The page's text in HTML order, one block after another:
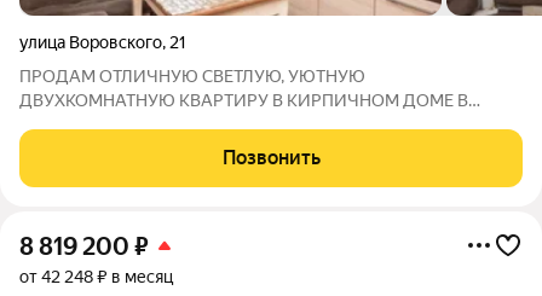
улица Воровского, 21
ПРОДАМ ОТЛИЧНУЮ СВЕТЛУЮ, УЮТНУЮ
ДВУХКОМНАТНУЮ КВАРТИРУ В КИРПИЧНОМ ДОМЕ В
ЦЕНЕ! Квартира как на фото, очень теплая и светлая, с хорошей
планировкой: кухня 7 кв. м., комнаты 17кв. м. и 13 кв.м.
Позвонить
8 819 200 ₽
от 42 248 ₽ в месяц